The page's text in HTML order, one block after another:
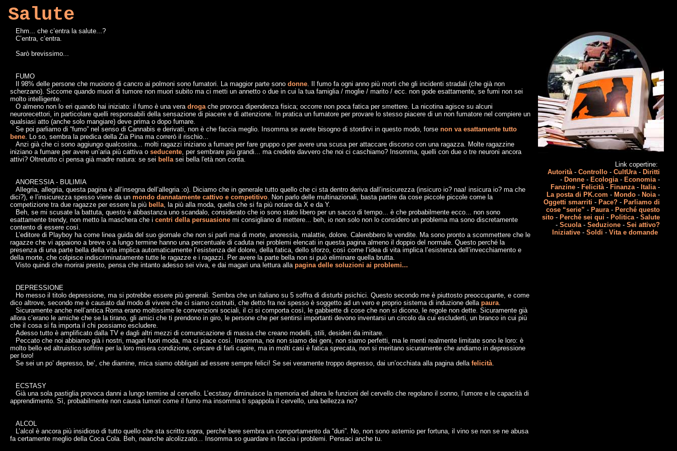
Salute
Ehm... che c’entra la salute...?
C’entra, c’entra.
Sarò brevissimo...
FUMO
Il 98% delle persone che muoiono di cancro ai polmoni sono fumatori. La maggior parte sono donne. Il fumo fa ogni anno più morti che gli incidenti stradali (che già non
scherzano). Siccome quando muori di tumore non muori subito ma ci metti un annetto o due in cui la tua famiglia / moglie / marito / ecc. non gode esattamente, se fumi non sei
molto intelligente.
O almeno non lo eri quando hai iniziato: il fumo è una vera drogache provoca dipendenza fisica; occorre non poca fatica per smettere. La nicotina agisce su alcuni
neurorecettori, in particolare quelli responsabili della sensazione di piacere e di attenzione. In pratica un fumatore per provare lo stesso piacere di un non fumatore nel compiere un
qualsiasi atto (anche solo mangiare) deve prima o dopo fumare.
Se poi parliamo di “fumo” nel senso di Cannabis e derivati, non è che faccia meglio. Insomma se avete bisogno di stordirvi in questo modo, forse non va esattamente tutto
bene. Lo so, sembra la predica della Zia Pina ma correrò il rischio...
Anzi già che ci sono aggiungo qualcosina... molti ragazzi iniziano a fumare per fare gruppo o per avere una scusa per attaccare discorso con una ragazza. Molte ragazzine
iniziano a fumare per avere un’aria più cattiva o seducente, per sembrare più grandi... ma credete davvero che noi ci caschiamo? Insomma, quelli con due o tre neuroni ancora
attivi? Oltretutto ci pensa già madre natura: se sei bellasei bella l'età non conta.
ANORESSIA - BULIMIA
Allegria, allegria, questa pagina è all’insegna dell’allegria :o). Diciamo che in generale tutto quello che ci sta dentro deriva dall’insicurezza (insicuro io? naa! insicura io? ma che
dici?), e l’insicurezza spesso viene da un mondo dannatamente cattivo e competitivo. Non parlo delle multinazionali, basta partire da cose piccole piccole come la
competizione tra due ragazze per essere la più bella, la più alla moda, quella che si fa più notare da X e da Y.
Beh, se mi scusate la battuta, questo è abbastanza uno scandalo, considerato che io sono stato libero per un sacco di tempo... è che probabilmente ecco... non sono
esattamente trendy, non metto la maschera che i centri della persuasionemi consigliano di mettere... beh, io non solo non lo considero un problema ma sono discretamente
contento di essere così.
L’editore di Playboy ha come linea guida del suo giornale che non si parli mai di morte, anoressia, malattie, dolore. Calerebbero le vendite. Ma sono pronto a scommettere che le
ragazze che vi appaiono a breve o a lungo termine hanno una percentuale di caduta nei problemi elencati in questa pagina almeno il doppio del normale. Questo perché la
presenza di una parte bella della vita implica automaticamente l’esistenza del dolore, della fatica, dello sforzo, così come l’idea di vita implica l’esistenza dell’invecchiamento e
della morte, che colpisce indiscriminatamente tutte le ragazze e i ragazzi. Per avere la parte bella non si può eliminare quella brutta.
Visto quindi che morirai presto, pensa che intanto adesso sei viva, e dai magari una lettura alla pagina delle soluzioni ai problemi...
DEPRESSIONE
Ho messo il titolo depressione, ma si potrebbe essere più generali. Sembra che un italiano su 5 soffra di disturbi psichici. Questo secondo me è piuttosto preoccupante, e come
dico altrove, secondo me è causato dal modo di vivere che ci siamo costruiti, che detto fra noi spesso è soggetto ad un vero e proprio sistema di induzione della paura.
Sicuramente anche nell’antica Roma erano moltissime le convenzioni sociali, il ci si comporta così, le gabbiette di cose che non si dicono, le regole non dette. Sicuramente già
allora c’erano le amiche che se la tirano, gli amici che ti prendono in giro, le persone che per sentirsi importanti devono inventarsi un circolo da cui escluderti, un branco in cui più
che il cosa si fa importa il chi possiamo escludere.
Adesso tutto è amplificato dalla TV e dagli altri mezzi di comunicazione di massa che creano modelli, stili, desideri da imitare.
Peccato che noi abbiamo già i nostri, magari fuori moda, ma ci piace così. Insomma, noi non siamo dei geni, non siamo perfetti, ma le menti realmente limitate sono le loro: è
molto bello ed altruistico soffrire per la loro misera condizione, cercare di farli capire, ma in molti casi è fatica sprecata, non si meritano sicuramente che andiamo in depressione
per loro!
Se sei un po’ depresso, be’, che diamine, mica siamo obbligati ad essere sempre felici! Se sei veramente troppo depresso, dai un’occhiata alla pagina della felicità.
ECSTASY
Già una sola pastiglia provoca danni a lungo termine al cervello. L’ecstasy diminuisce la memoria ed altera le funzioni del cervello che regolano il sonno, l’umore e le capacità di
apprendimento. Sì, probabilmente non causa tumori come il fumo ma insomma ti spappola il cervello, una bellezza no?
ALCOL
L’alcol è ancora più insidioso di tutto quello che sta scritto sopra, perché bere sembra un comportamento da “duri”. No, non sono astemio per fortuna, il vino se non se ne abusa
fa certamente meglio della Coca Cola. Beh, neanche alcolizzato... Insomma so guardare in faccia i problemi. Pensaci anche tu.
Link copertine:
Autorità-Controllo -CultUra - Diritti
- Donne - Ecologia- Economia-
Fanzine - Felicità- Finanza- Italia -
La posta di PK.com - Mondo - Noia-
Oggetti smarriti - Pace? - Parliamo di
cose “serie” - Paura- Perché questo
sito - Perché sei qui - Politica-Salute
-Scuola-Seduzione -Sei attivo?
Iniziative -Soldi -Vita e domande